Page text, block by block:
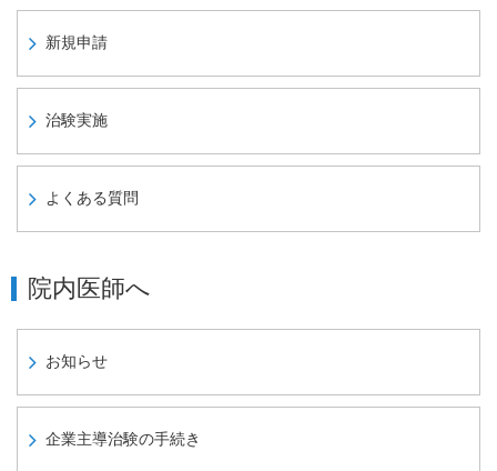
新規申請
治験実施
よくある質問
院内医師へ
お知らせ
企業主導治験の手続き